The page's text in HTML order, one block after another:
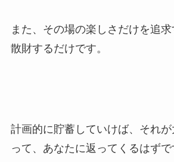
また、その場の楽しさだけを追求
散財するだけです。
計画的に貯蓄していけば、それ
って、あなたに返ってくるはずで